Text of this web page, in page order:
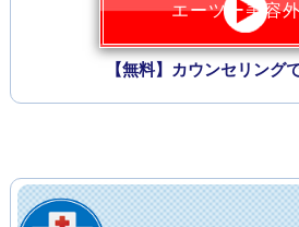
エーツー美容
【無料】カウンセリング